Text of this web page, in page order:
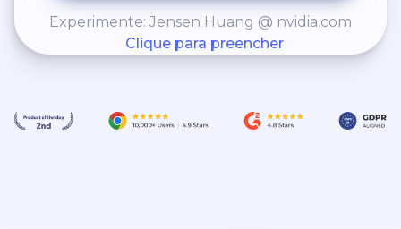
Experimente: Jensen Huang @ nvidia.com
Clique para preencher